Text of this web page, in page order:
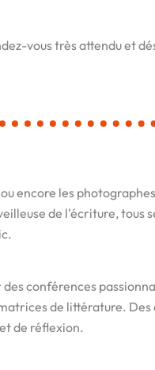
vous très attendu et
encore les photographes
de l'écriture, tous
conférences
de littérature.
de réflexion.